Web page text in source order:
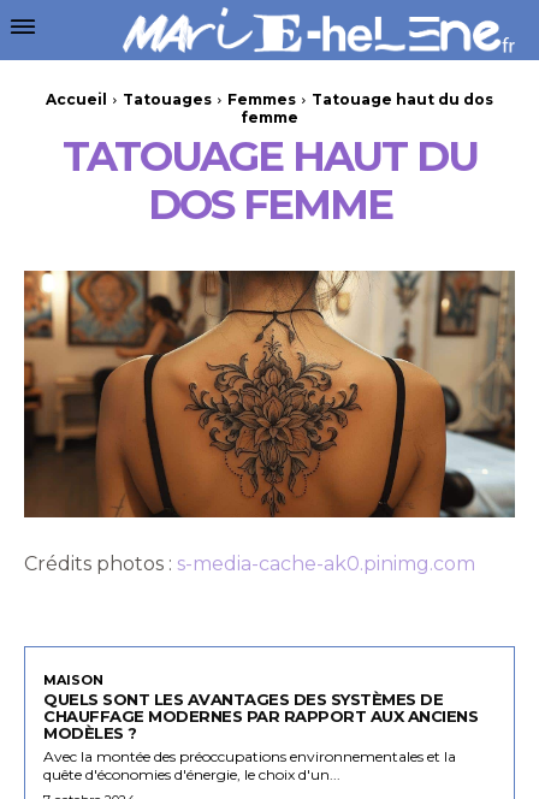
Accueil Tatouages Femmes
Tatouage haut du dos
femme
TATOUAGE HAUT DU
DOS FEMME
Crédits photos : s-media-cache-ak0.pinimg.com
MAISON
QUELS SONT LES AVANTAGES DES SYSTÈMES DE
CHAUFFAGE MODERNES PAR RAPPORT AUX ANCIENS
MODÈLES ?
Avec la montée des préoccupations environnementales et la
quête d'économies d'énergie, le choix d'un...